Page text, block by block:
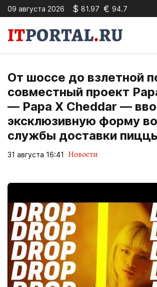
09 августа 2026 $ 81.97 € 94.7
От шоссе до взлетной
совместный проект
— Papa X Cheddar —
эксклюзивную форму
службы доставки
31 августа 16:41 Новости